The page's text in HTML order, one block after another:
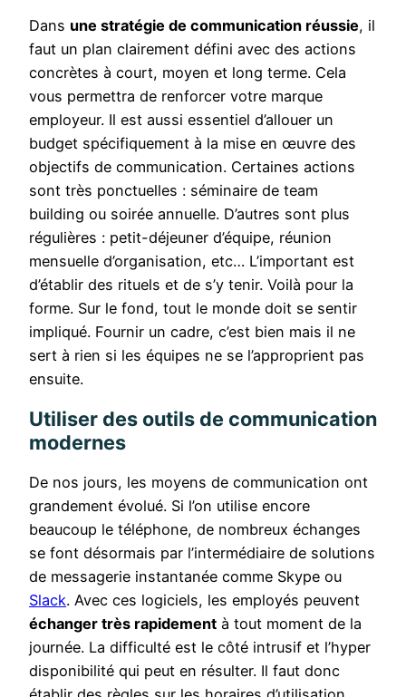
Dans une stratégie de communication réussie, il
faut un plan clairement défini avec des actions
concrètes à court, moyen et long terme. Cela
vous permettra de renforcer votre marque
employeur. Il est aussi essentiel d’allouer un
budget spécifiquement à la mise en œuvre des
objectifs de communication. Certaines actions
sont très ponctuelles : séminaire de team
building ou soirée annuelle. D’autres sont plus
régulières : petit-déjeuner d’équipe, réunion
mensuelle d’organisation, etc… L’important est
d’établir des rituels et de s’y tenir. Voilà pour la
forme. Sur le fond, tout le monde doit se sentir
impliqué. Fournir un cadre, c’est bien mais il ne
sert à rien si les équipes ne se l’approprient pas
ensuite.
Utiliser des outils de communication
modernes
De nos jours, les moyens de communication ont
grandement évolué. Si l’on utilise encore
beaucoup le téléphone, de nombreux échanges
se font désormais par l’intermédiaire de solutions
de messagerie instantanée comme Skype ou
Slack. Avec ces logiciels, les employés peuvent
échanger très rapidement à tout moment de la
journée. La difficulté est le côté intrusif et l’hyper
disponibilité qui peut en résulter. Il faut donc